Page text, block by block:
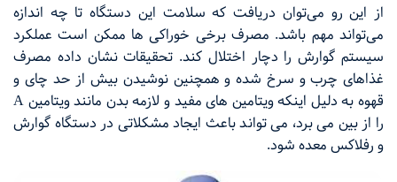
از این رو می‌توان دریافت که سلامت این دستگاه تا چه اندازه
می‌تواند مهم باشد. مصرف برخی خوراکی ها ممکن است عملکرد
سیستم گوارش را دچار اختلال کند. تحقیقات نشان داده مصرف
غذاهای چرب و سرخ شده و همچنین نوشیدن بیش از حد چای و
قهوه به دلیل اینکه ویتامین های مفید و لازمه بدن مانند ویتامین A
را از بین می برد، می تواند باعث ایجاد مشکلاتی در دستگاه گوارش
و رفلاکس معده شود.